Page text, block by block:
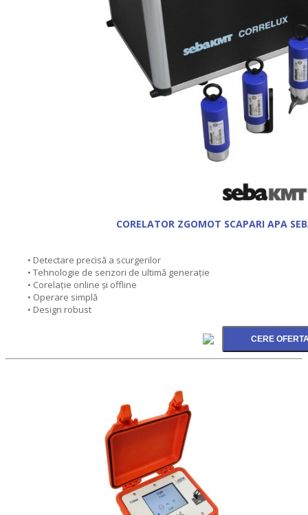
CORELATOR ZGOMOT SCAPARI APA
• Detectare precisă a scurgerilor
• Tehnologie de senzori de ultimă generaţie
• Corelaţie online şi offline
• Operare simplă
• Design robust